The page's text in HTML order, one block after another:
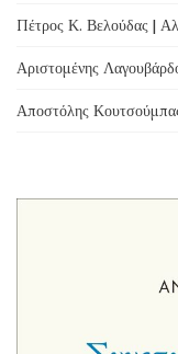
Πέτρος Κ. Βελούδας |
Αριστομένης
Αποστόλης